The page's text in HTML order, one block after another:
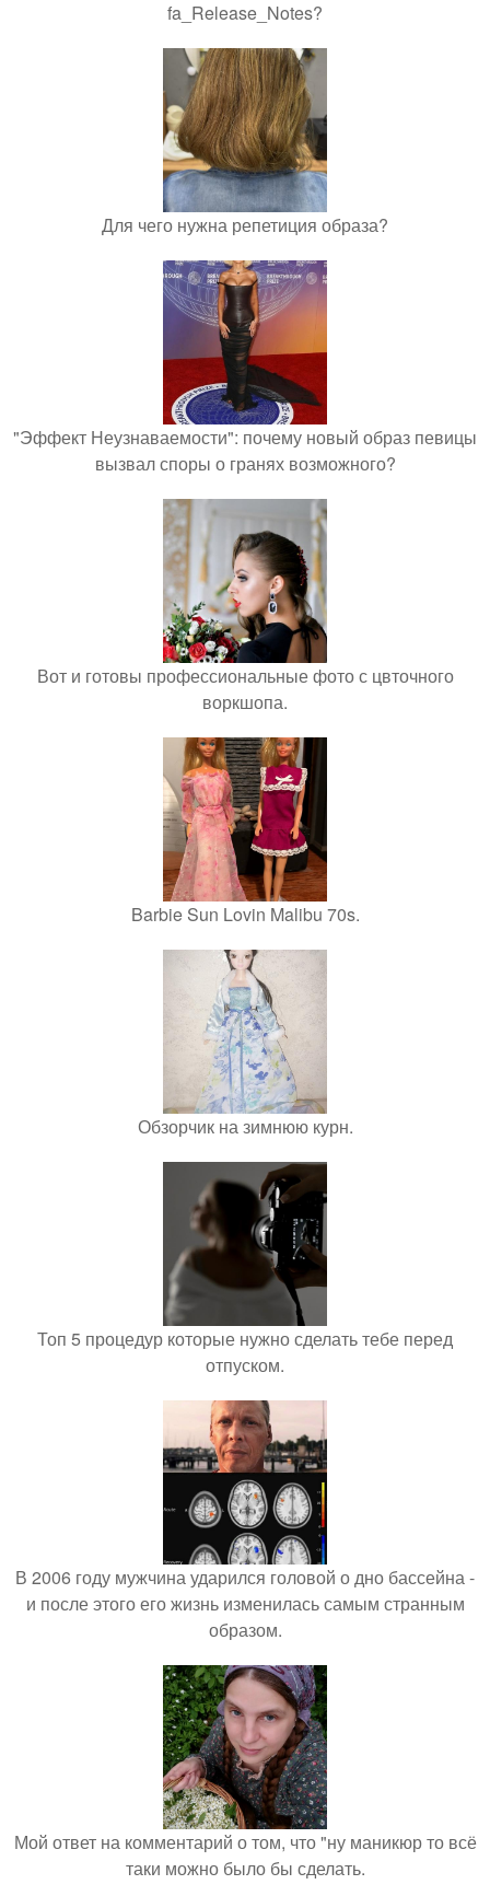
fa_Release_Notes?
Для чего нужна репетиция образа?
"Эффект Неузнаваемости": почему новый образ певицы
вызвал споры о гранях возможного?
Вот и готовы профессиональные фото с цвточного
воркшопа.
Barbie Sun Lovin Malibu 70s.
Обзорчик на зимнюю курн.
Топ 5 процедур которые нужно сделать тебе перед
отпуском.
В 2006 году мужчина ударился головой о дно бассейна -
и после этого его жизнь изменилась самым странным
образом.
Мой ответ на комментарий о том, что "ну маникюр то всё
таки можно было бы сделать.